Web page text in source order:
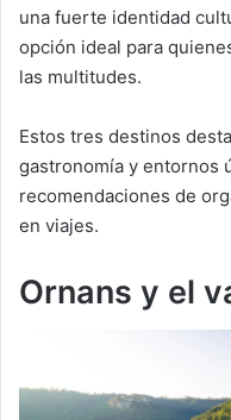
una fuerte identidad
opción ideal para
las multitudes.
Estos tres destinos
gastronomía y entornos
recomendaciones de
en viajes.
Ornans y el